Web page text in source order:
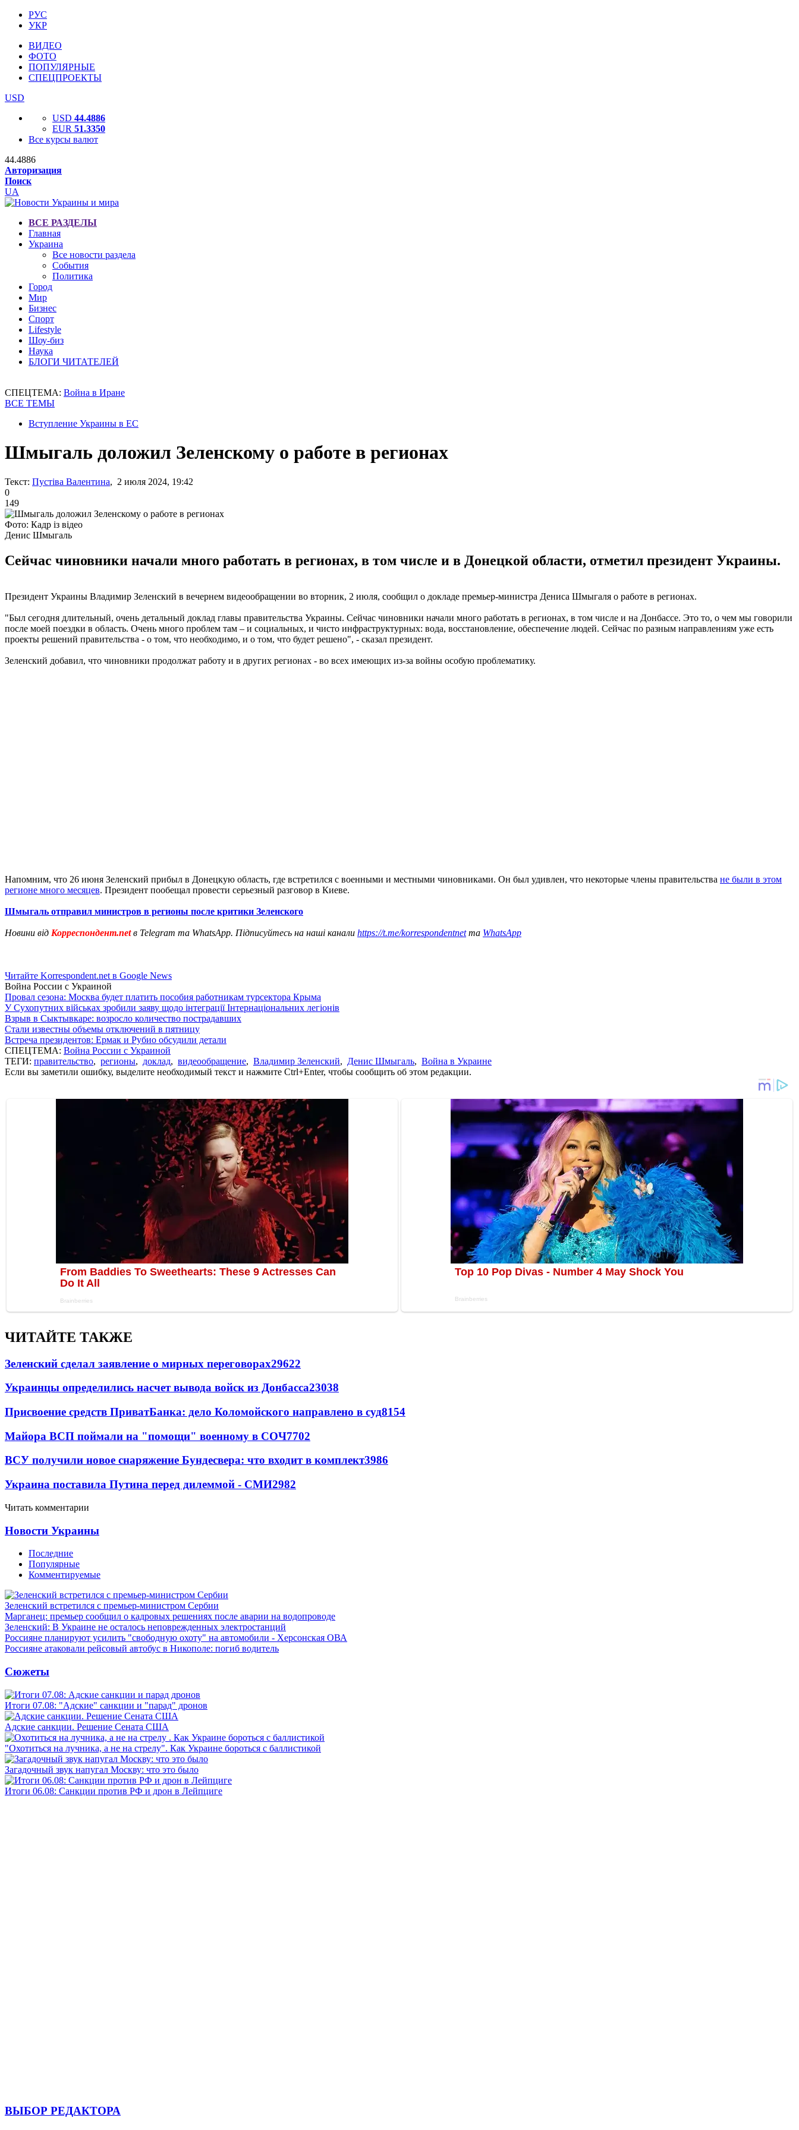
РУС
УКР
ВИДЕО
ФОТО
ПОПУЛЯРНЫЕ
СПЕЦПРОЕКТЫ
USD
USD 44.4886
EUR 51.3350
Все курсы валют
44.4886
Авторизация
Поиск
UA
ВСЕ РАЗДЕЛЫ
Главная
Украина
Все новости раздела
События
Политика
Город
Мир
Бизнес
Спорт
Lifestyle
Шоу-биз
Наука
БЛОГИ ЧИТАТЕЛЕЙ
СПЕЦТЕМА: Война в Иране
ВСЕ ТЕМЫ
Вступление Украины в ЕС
Шмыгаль доложил Зеленскому о работе в регионах
Текст: Пустіва Валентина, 2 июля 2024, 19:42
0
149
Фото: Кадр із відео
Денис Шмыгаль
Сейчас чиновники начали много работать в регионах, в том числе и в Донецкой области, отметил президент Украины.
Президент Украины Владимир Зеленский в вечернем видеообращении во вторник, 2 июля, сообщил о докладе премьер-министра Дениса Шмыгаля о работе в регионах.
"Был сегодня длительный, очень детальный доклад главы правительства Украины. Сейчас чиновники начали много работать в регионах, в том числе и на Донбассе. Это то, о чем мы говорили
после моей поездки в область. Очень много проблем там – и социальных, и чисто инфраструктурных: вода, восстановление, обеспечение людей. Сейчас по разным направлениям уже есть
проекты решений правительства - о том, что необходимо, и о том, что будет решено", - сказал президент.
Зеленский добавил, что чиновники продолжат работу и в других регионах - во всех имеющих из-за войны особую проблематику.
Напомним, что 26 июня Зеленский прибыл в Донецкую область, где встретился с военными и местными чиновниками. Он был удивлен, что некоторые члены правительства не были в этом
регионе много месяцев. Президент пообещал провести серьезный разговор в Киеве.
Шмыгаль отправил министров в регионы после критики Зеленского
Новини від Корреспондент.netв Telegram та WhatsApp. Підписуйтесь на наші канали https://t.me/korrespondentnetта WhatsApp
Читайте Korrespondent.net в Google News
Война России с Украиной
Провал сезона: Москва будет платить пособия работникам турсектора Крыма
У Сухопутних військах зробили заяву щодо інтеграції Інтернаціональних легіонів
Взрыв в Сыктывкаре: возросло количество пострадавших
Стали известны объемы отключений в пятницу
Встреча президентов: Ермак и Рубио обсудили детали
СПЕЦТЕМА: Война России с Украиной
ТЕГИ: правительство, регионы, доклад, видеообращение, Владимир Зеленский, Денис Шмыгаль, Война в Украине
Если вы заметили ошибку, выделите необходимый текст и нажмите Ctrl+Enter, чтобы сообщить об этом редакции.
ЧИТАЙТЕ ТАКЖЕ
Зеленский сделал заявление о мирных переговорах29622
Украинцы определились насчет вывода войск из Донбасса23038
Присвоение средств ПриватБанка: дело Коломойского направлено в суд8154
Майора ВСП поймали на "помощи" военному в СОЧ7702
ВСУ получили новое снаряжение Бундесвера: что входит в комплект3986
Украина поставила Путина перед дилеммой - СМИ2982
Читать комментарии
Новости Украины
Последние
Популярные
Комментируемые
Зеленский встретился с премьер-министром Сербии
Марганец: премьер сообщил о кадровых решениях после аварии на водопроводе
Зеленский: В Украине не осталось неповрежденных электростанций
Россияне планируют усилить "свободную охоту" на автомобили - Херсонская ОВА
Россияне атаковали рейсовый автобус в Никополе: погиб водитель
Сюжеты
Итоги 07.08: "Адские" санкции и "парад" дронов
Адские санкции. Решение Сената США
"Охотиться на лучника, а не на стрелу". Как Украине бороться с баллистикой
Загадочный звук напугал Москву: что это было
Итоги 06.08: Санкции против РФ и дрон в Лейпциге
ВЫБОР РЕДАКТОРА